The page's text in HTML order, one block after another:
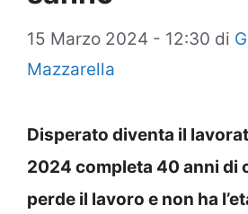
15 Marzo 2024 - 12:30 di
Mazzarella
Disperato diventa il
2024 completa 40 anni di
perde il lavoro e non ha